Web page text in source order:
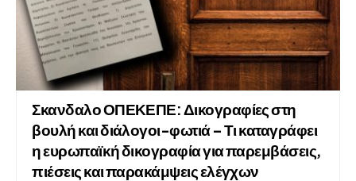
Σκανδαλο ΟΠΕΚΕΠΕ: Δικογραφίες στη
βουλή και διάλογοι-φωτιά – Τι καταγράφει
η ευρωπαϊκή δικογραφία για παρεμβάσεις,
πιέσεις και παρακάμψεις ελέγχων